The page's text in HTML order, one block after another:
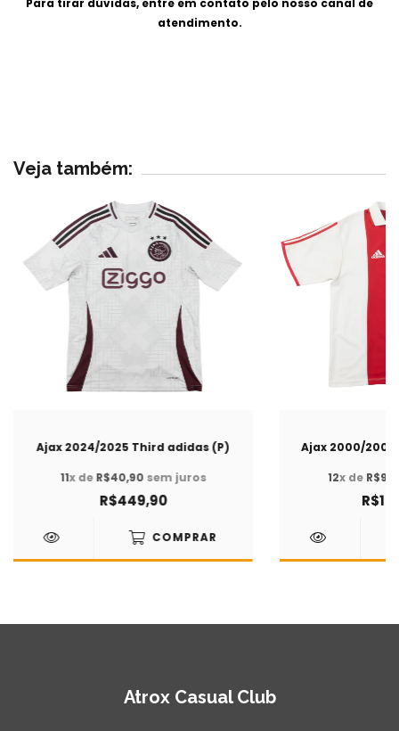
atendimento.
Veja também:
Ajax 2024/2025 Third adidas (P)
11x deR$40,90 sem juros
R$449,90
COMPRAR
Ajax 2000/2001
12x de
Atrox Casual Club